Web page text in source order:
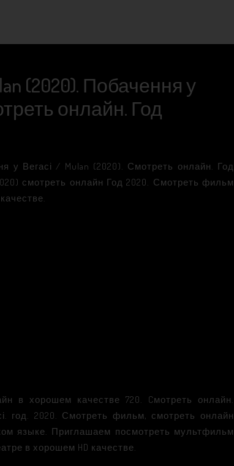
(2020). Побачення у
онлайн. Год
у Вегасі / Mulan (2020). Смотреть онлайн. Год
смотреть онлайн Год 2020. Смотреть фильм
в хорошем качестве 720. Cмотреть онлайн.
год. 2020. Смотреть фильм, смотреть онлайн
языке. Приглашаем посмотреть мультфильм
в хорошем HD качестве.